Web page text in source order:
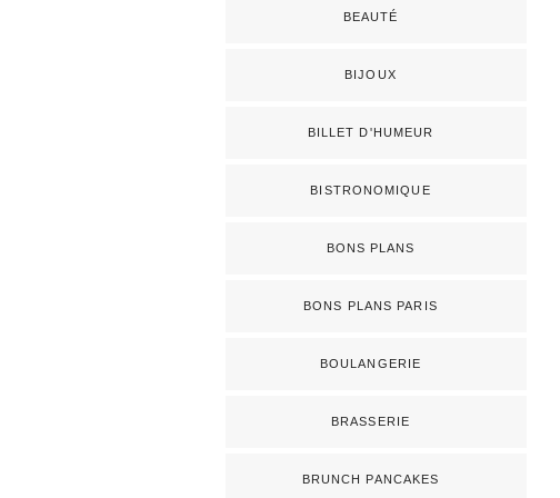
BEAUTÉ
BIJOUX
BILLET D'HUMEUR
BISTRONOMIQUE
BONS PLANS
BONS PLANS PARIS
BOULANGERIE
BRASSERIE
BRUNCH PANCAKES